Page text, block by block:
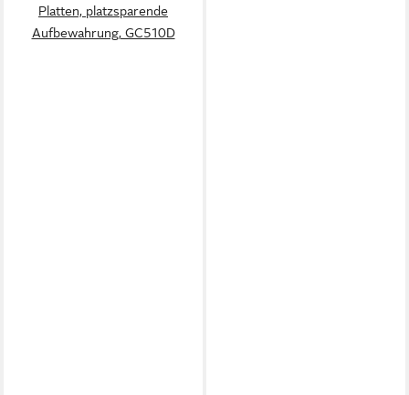
Platten, platzsparende
Aufbewahrung, GC510D